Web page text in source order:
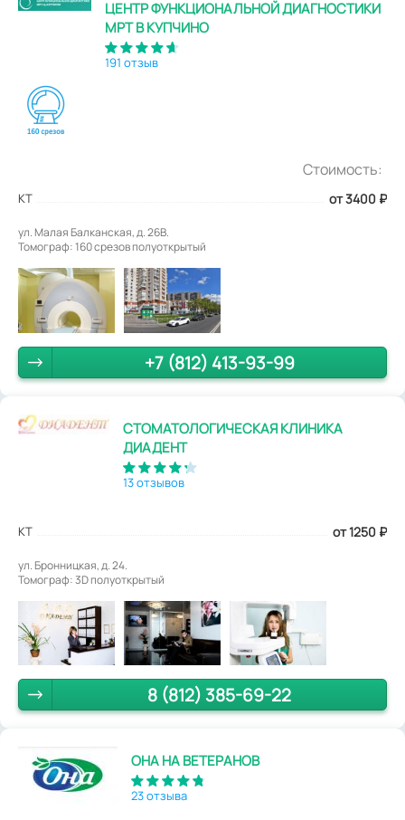
ЦЕНТР ФУНКЦИОНАЛЬНОЙ ДИАГНОСТИКИ
МРТ В КУПЧИНО
191 отзыв
Стоимость:
КТ от 3400 ₽
ул. Малая Балканская, д. 26В.
Томограф: 160 срезов полуоткрытый
+7 (812) 413-93-99
СТОМАТОЛОГИЧЕСКАЯ КЛИНИКА
ДИАДЕНТ
13 отзывов
КТ от 1250 ₽
ул. Бронницкая, д. 24.
Томограф: 3D полуоткрытый
8 (812) 385-69-22
ОНА НА ВЕТЕРАНОВ
23 отзыва